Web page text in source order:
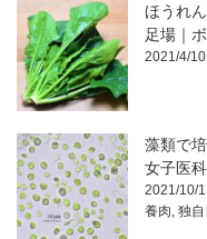
ほうれ
足場｜
2021/4/10
藻類で
女子医
2021/10/1
養肉 独自